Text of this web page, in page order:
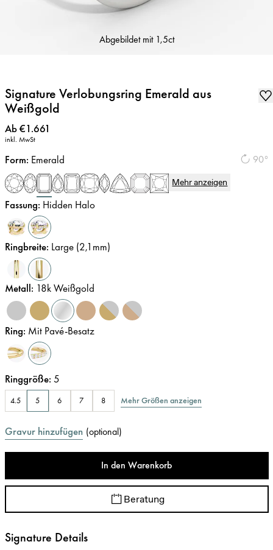
Abgebildet mit 1,5ct
Signature Verlobungsring Emerald aus
Weißgold
Preis:
Ab €1.661
inkl. MwSt
90°
Form: Emerald
Mehr anzeigen
Fassung: Hidden Halo
Ringbreite: Large (2,1mm)
Metall: 18k Weißgold
Ring: Mit Pavé-Besatz
Ringgröße: 5
4.5 5 6 7 8 Mehr Größen anzeigen
Gravur hinzufügen (optional)
In den Warenkorb
Beratung
Signature Details